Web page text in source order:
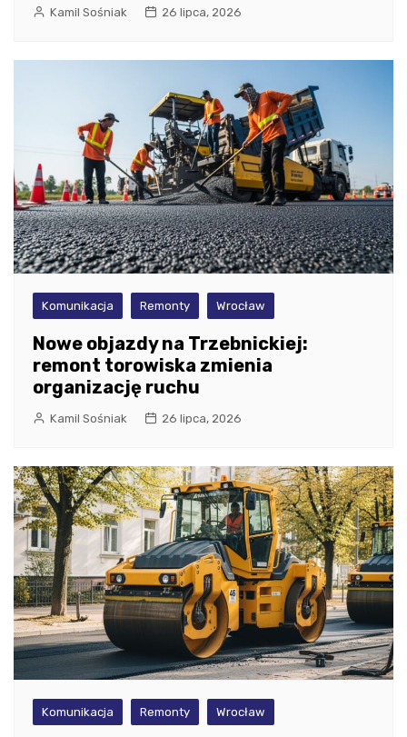
Kamil Sośniak 26 lipca, 2026
Komunikacja Remonty Wrocław
Nowe objazdy na Trzebnickiej:
remont torowiska zmienia
organizację ruchu
Kamil Sośniak 26 lipca, 2026
Komunikacja Remonty Wrocław